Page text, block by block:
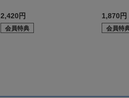
2,420円
会員特典
1,870円
会員特